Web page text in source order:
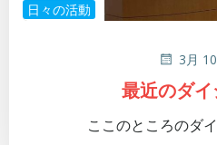
日々の活動
3月
最近のダイ
ここのところのダ